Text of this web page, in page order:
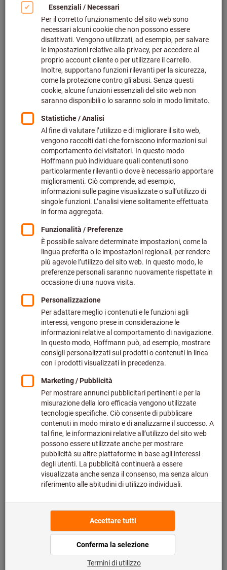
Fare clic per ingrandire l‘immagine
Prezzo per 1 Articolo
più IVA all’aliquota corrente
Prezzo più spese di spedizione
Effettua il loginper vedere i tuoi prezzi dedicati.
Nel carrello
Tempo di consegna stimato: 2-3 settimane
Si prega di notare i tempi di consegna prolungati:
Questo articolo si ordina direttamente dal produttore,
poiché non fa parte del nostro catalogo e pertanto non è
disponibile a magazzino.Info
Dettagli prodotto